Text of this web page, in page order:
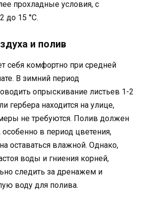
прохладные условия, с
до 15 °C.
и полив
себя комфортно при средней
В зимний период
опрыскивание листьев 1-2
гербера находится на улице,
не требуются. Полив должен
в период цветения,
оставаться влажной. Однако,
воды и гниения корней,
следить за дренажем и
воду для полива.